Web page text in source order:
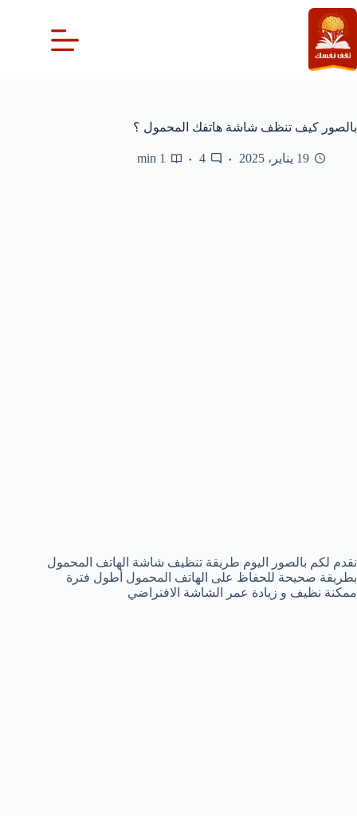
التجاوز
إلى
المحتوى
بالصور كيف تنظف شاشة هاتفك المحمول ؟
19 يناير، 2025 4
1 min
نقدم لكم بالصور اليوم طريقة تنظيف شاشة الهاتف المحمول
بطريقة صحيحة للحفاظ على الهاتف المحمول أطول فترة
ممكنة نظيف و زيادة عمر الشاشة الافتراضي